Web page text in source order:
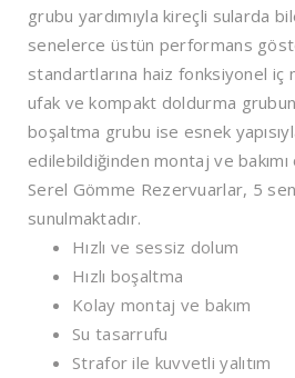
grubu yardımıyla kireçli sularda
senelerce üstün performans
standartlarına haiz fonksiyonel iç
ufak ve kompakt doldurma
boşaltma grubu ise esnek
edilebildiğinden montaj ve bakımı
Serel Gömme Rezervuarlar, 5
sunulmaktadır.
Hızlı ve sessiz dolum
Hızlı boşaltma
Kolay montaj ve bakım
Su tasarrufu
Strafor ile kuvvetli yalıtım